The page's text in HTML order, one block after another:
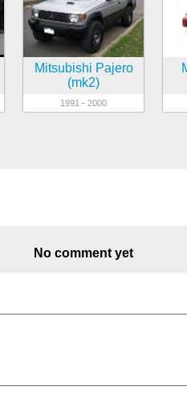
Mitsubishi Pajero
(mk2)
1991 - 2000
No comment yet